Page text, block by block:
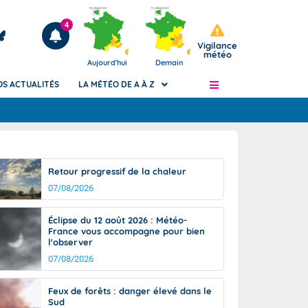
Articles
4
Aujourd'hui Demain
Vigilance
météo
de
Phénomènes dangereux de J+2 à J+7
Avertissement pluies intenses à l'échelle
des communes (Apic)
Bulletins Marine
Bulletins d'estimation du risque
d'avalanche
Météo des forêts
Vigicrues
ACTUALITÉS LA MÉTÉO DE A À Z
Retour progressif de la chaleur
07/08/2026
Éclipse du 12 août 2026 : Météo-
France vous accompagne pour bien
l'observer
07/08/2026
Feux de forêts : danger élevé dans le
Sud